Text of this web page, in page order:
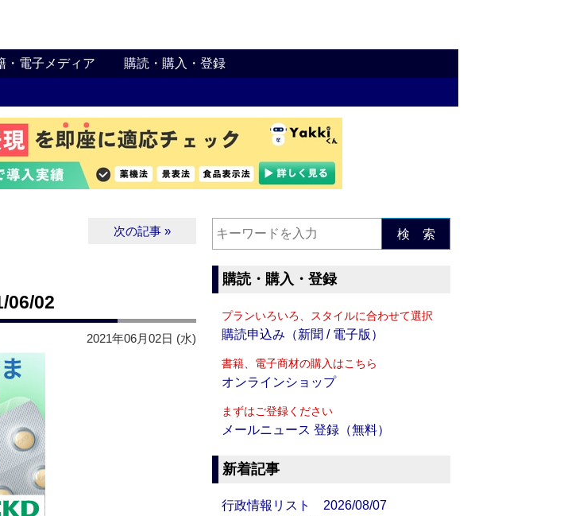
・電子メディア 購読・購入・登録
次の記事 »
06/02
2021年06月02日 (水)
検 索
購読・購入・登録
プランいろいろ、スタイルに合わせて選択
購読申込み（新聞 / 電子版）
書籍、電子商材の購入はこちら
オンラインショップ
まずはご登録ください
メールニュース 登録（無料）
新着記事
行政情報リスト 2026/08/07